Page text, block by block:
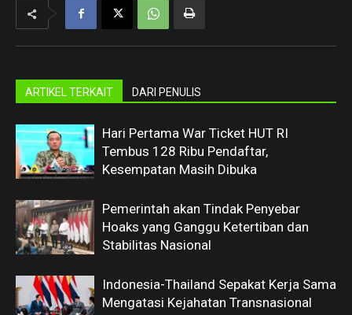
ARTIKEL TERKAIT DARI PENULIS
Hari Pertama War Ticket HUT RI
Tembus 128 Ribu Pendaftar,
Kesempatan Masih Dibuka
Pemerintah akan Tindak Penyebar
Hoaks yang Ganggu Ketertiban dan
Stabilitas Nasional
Indonesia-Thailand Sepakat Kerja Sama
Mengatasi Kejahatan Transnasional